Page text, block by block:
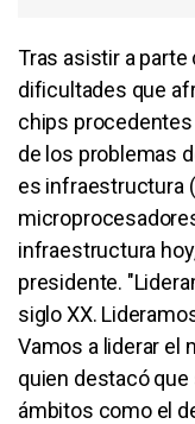
Tras asistir a parte
dificultades que
chips
de los problemas
es infraestructura
infraestructura
presidente.
siglo XX.
Vamos a liderar el
quien destacó
ámbitos como el